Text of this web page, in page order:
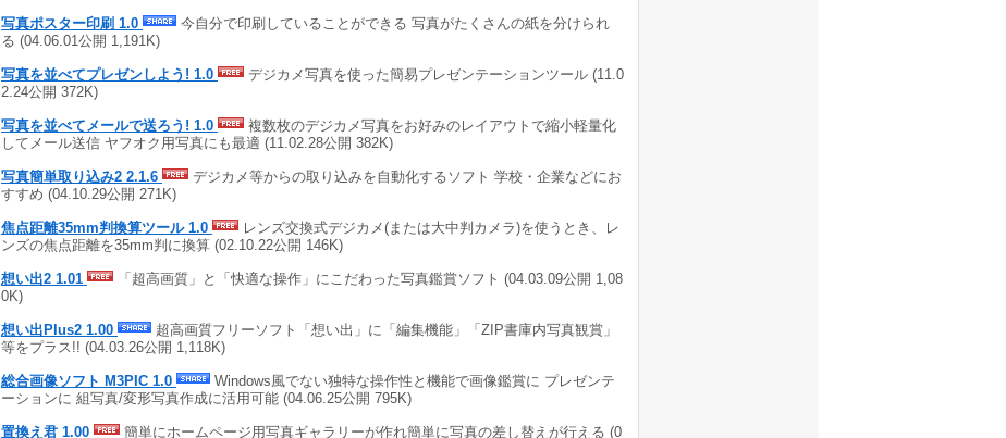
写真ポスター印刷 1.0
今自分で印刷していることができる 写真がたくさんの紙を分けられ
る (04.06.01公開 1,191K)
写真を並べてプレゼンしよう! 1.0
デジカメ写真を使った簡易プレゼンテーションツール (11.0
2.24公開 372K)
写真を並べてメールで送ろう! 1.0
複数枚のデジカメ写真をお好みのレイアウトで縮小軽量化
してメール送信 ヤフオク用写真にも最適 (11.02.28公開 382K)
写真簡単取り込み2 2.1.6
デジカメ等からの取り込みを自動化するソフト 学校・企業などにお
すすめ (04.10.29公開 271K)
焦点距離35mm判換算ツール 1.0
レンズ交換式デジカメ(または大中判カメラ)を使うとき、レ
ンズの焦点距離を35mm判に換算 (02.10.22公開 146K)
想い出2 1.01
「超高画質」と「快適な操作」にこだわった写真鑑賞ソフト (04.03.09公開 1,08
0K)
想い出Plus2 1.00
超高画質フリーソフト「想い出」に「編集機能」「ZIP書庫内写真観賞」
等をプラス!! (04.03.26公開 1,118K)
総合画像ソフト M3PIC 1.0
Windows風でない独特な操作性と機能で画像鑑賞に プレゼンテ
ーションに 組写真/変形写真作成に活用可能 (04.06.25公開 795K)
置換え君 1.00
簡単にホームページ用写真ギャラリーが作れ簡単に写真の差し替えが行える (0